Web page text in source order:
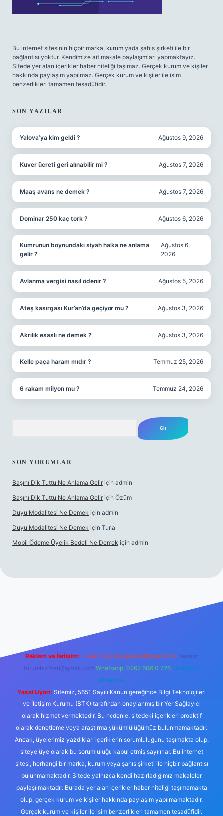
Bu internet sitesinin hiçbir marka, kurum yada şahıs şirketi ile bir
bağlantısı yoktur. Kendimize ait makale paylaşımları yapmaktayız.
Sitede yer alan içerikler haber niteliği taşımaz. Gerçek kurum ve kişiler
hakkında paylaşım yapılmaz. Gerçek kurum ve kişiler ile isim
benzerlikleri tamamen tesadüfidir.
SON YAZILAR
Yalova’ya kim geldi ? Ağustos 9, 2026
Kuver ücreti geri alınabilir mi ? Ağustos 7, 2026
Maaş avans ne demek ? Ağustos 7, 2026
Dominar 250 kaç tork ? Ağustos 6, 2026
Kumrunun boynundaki siyah halka ne anlama
gelir ?
Ağustos 6,
2026
Avlanma vergisi nasıl ödenir ? Ağustos 5, 2026
Ateş kasırgası Kur’an’da geçiyor mu ? Ağustos 3, 2026
Akrilik esaslı ne demek ? Ağustos 3, 2026
Kelle paça haram mıdır ? Temmuz 25, 2026
6 rakam milyon mu ? Temmuz 24, 2026
SON YORUMLAR
Başını Dik Tuttu Ne Anlama Gelir için admin
Başını Dik Tuttu Ne Anlama Gelir için Özüm
Duyu Modalitesi Ne Demek için admin
Duyu Modalitesi Ne Demek için Tuna
Mobil Ödeme Üyelik Bedeli Ne Demek için admin
Reklam ve İletişim: E-mail: backlinkpaneli@gmail.com Teams:
forumhizmeti@gmail.com Whatsapp: 0262 606 0 726 Telegram:
@karabul
Yasal Uyarı: Sitemiz, 5651 Sayılı Kanun gereğince Bilgi Teknolojileri
ve İletişim Kurumu (BTK) tarafından onaylanmış bir Yer Sağlayıcı
olarak hizmet vermektedir. Bu nedenle, sitedeki içerikleri proaktif
olarak denetleme veya araştırma yükümlülüğümüz bulunmamaktadır.
Ancak, üyelerimiz yazdıkları içeriklerin sorumluluğunu taşımakta olup,
siteye üye olarak bu sorumluluğu kabul etmiş sayılırlar. Bu internet
sitesi, herhangi bir marka, kurum veya şahıs şirketi ile hiçbir bağlantısı
bulunmamaktadır. Sitede yalnızca kendi hazırladığımız makaleler
paylaşılmaktadır. Burada yer alan içerikler haber niteliği taşımamakta
olup, gerçek kurum ve kişiler hakkında paylaşım yapılmamaktadır.
Gerçek kurum ve kişiler ile isim benzerlikleri tamamen tesadüfidir.